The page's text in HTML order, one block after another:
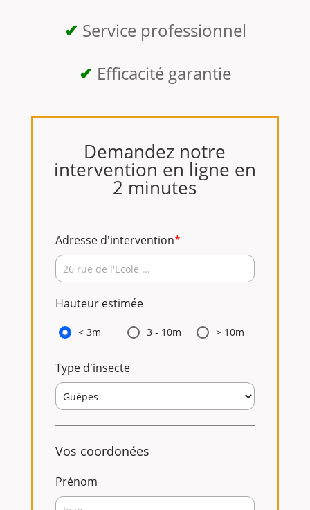
✔ Service professionnel
✔ Efficacité garantie
Demandez notre
intervention en ligne en
2 minutes
Adresse d'intervention*
Hauteur estimée
< 3m 3 - 10m > 10m
Type d'insecte
Vos coordonées
Prénom